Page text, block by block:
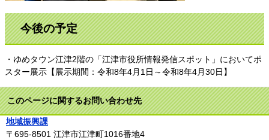
今後の予定
・ゆめタウン江津2階の「江津市役所情報発信スポット」においてポ
スター展示【展示期間：令和8年4月1日～令和8年4月30日】
このページに関するお問い合わせ先
地域振興課
〒695-8501 江津市江津町1016番地4